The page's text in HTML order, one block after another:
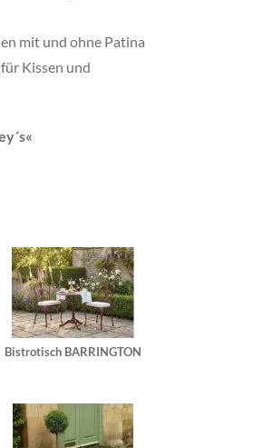
mit und ohne Patina
Kissen und
«
Bistrotisch BARRINGTON